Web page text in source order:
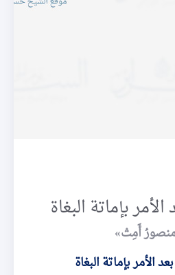
بإماتة البغاة
أَمِتْ»
الأمر بإماتة البغاة